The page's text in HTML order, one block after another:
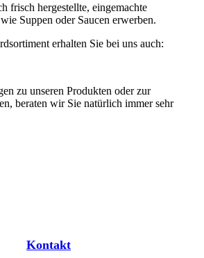
frisch hergestellte, eingemachte
Suppen oder Saucen erwerben.
erhalten Sie bei uns auch:
zu unseren Produkten oder zur
beraten wir Sie natürlich immer sehr
Kontakt